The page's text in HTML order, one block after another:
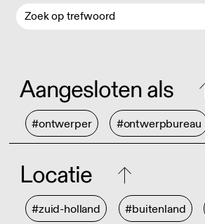
Aangesloten als
#ontwerper #ontwerpbureau
Locatie
#zuid-holland #buitenland